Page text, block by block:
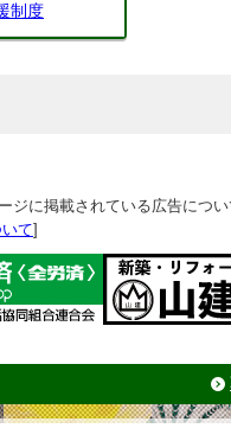
制度
ジに掲載されている広告につ
て]